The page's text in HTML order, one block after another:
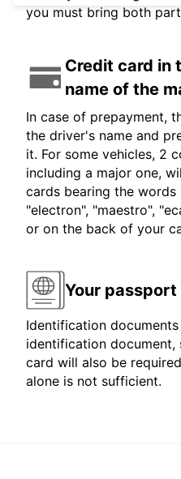
you must bring both
Credit card in
name of the
In case of prepayment,
the driver's name and
it. For some vehicles, 2
including a major one,
cards bearing the
"electron", "maestro",
or on the back of your
Your passport
Identification
identification document,
card will also be
alone is not sufficient.